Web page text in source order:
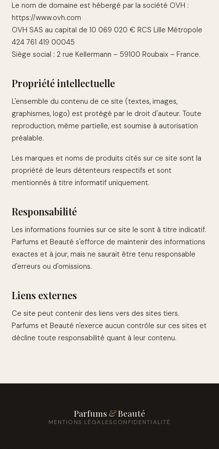
Le nom de domaine est hébergé par la société OVH :
https://www.ovh.com
OVH SAS au capital de 10 069 020 € RCS Lille Métropole
424 761 419 00045
Siège social : 2 rue Kellermann – 59100 Roubaix – France.
Propriété intellectuelle
L'ensemble du contenu de ce site (textes, images,
graphismes, logo) est protégé par le droit d'auteur. Toute
reproduction, même partielle, est soumise à autorisation
préalable.
Les marques et noms de produits cités sur ce site sont la
propriété de leurs détenteurs respectifs et sont
mentionnés à titre informatif uniquement.
Responsabilité
Les informations fournies sur ce site le sont à titre indicatif.
Parfums et Beauté s'efforce de maintenir des informations
exactes et à jour, mais ne saurait être tenu responsable
d'erreurs ou d'omissions.
Liens externes
Ce site peut contenir des liens vers des sites tiers.
Parfums et Beauté n'exerce aucun contrôle sur ces sites et
décline toute responsabilité quant à leur contenu.
Parfums &Beauté
MENTIONS LÉGALES CONFIDENTIALITÉ